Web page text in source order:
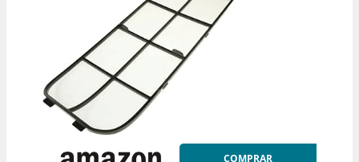
COMPRAR